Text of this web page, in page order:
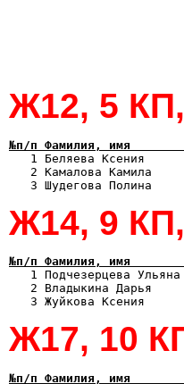
Ж12, 5
№п/п Фамилия, имя
1 Беляева Ксения
2 Камалова Камила
Ж14, 9
№п/п Фамилия, имя
1 Подчезерцева
2 Владыкина Дарья
Ж17, 10
№п/п Фамилия, имя